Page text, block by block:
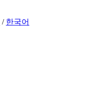
/ 한국어